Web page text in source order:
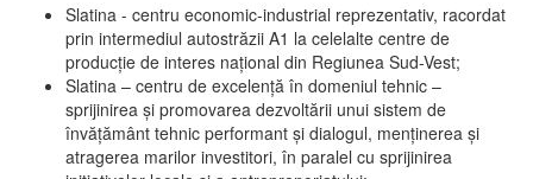
Slatina - centru economic-industrial reprezentativ, racordat
prin intermediul autostrăzii A1 la celelalte centre de
producţie de interes naţional din Regiunea Sud-Vest;
Slatina – centru de excelenţă în domeniul tehnic –
sprijinirea şi promovarea dezvoltării unui sistem de
învăţământ tehnic performant şi dialogul, menţinerea şi
atragerea marilor investitori, în paralel cu sprijinirea